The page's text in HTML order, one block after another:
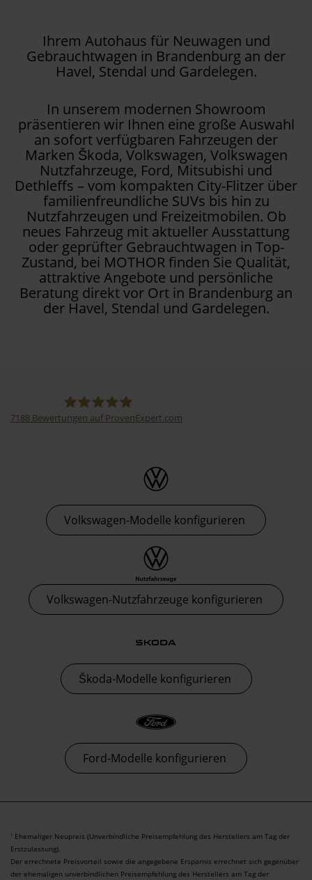
Ihrem Autohaus für Neuwagen und
Gebrauchtwagen in Brandenburg an der
Havel, Stendal und Gardelegen.
In unserem modernen Showroom
präsentieren wir Ihnen eine große Auswahl
an sofort verfügbaren Fahrzeugen der
Marken Škoda, Volkswagen, Volkswagen
Nutzfahrzeuge, Ford, Mitsubishi und
Dethleffs – vom kompakten City-Flitzer über
familienfreundliche SUVs bis hin zu
Nutzfahrzeugen und Freizeitmobilen. Ob
neues Fahrzeug mit aktueller Ausstattung
oder geprüfter Gebrauchtwagen in Top-
Zustand, bei MOTHOR finden Sie Qualität,
attraktive Angebote und persönliche
Beratung direkt vor Ort in Brandenburg an
der Havel, Stendal und Gardelegen.
7188 Bewertungen auf ProvenExpert.com
Volkswagen-Modelle konfigurieren
Volkswagen-Nutzfahrzeuge konfigurieren
Škoda-Modelle konfigurieren
Ford-Modelle konfigurieren
1 Ehemaliger Neupreis (Unverbindliche Preisempfehlung des Herstellers am Tag der
Erstzulassung).
Der errechnete Preisvorteil sowie die angegebene Ersparnis errechnet sich gegenüber
der ehemaligen unverbindlichen Preisempfehlung des Herstellers am Tag der